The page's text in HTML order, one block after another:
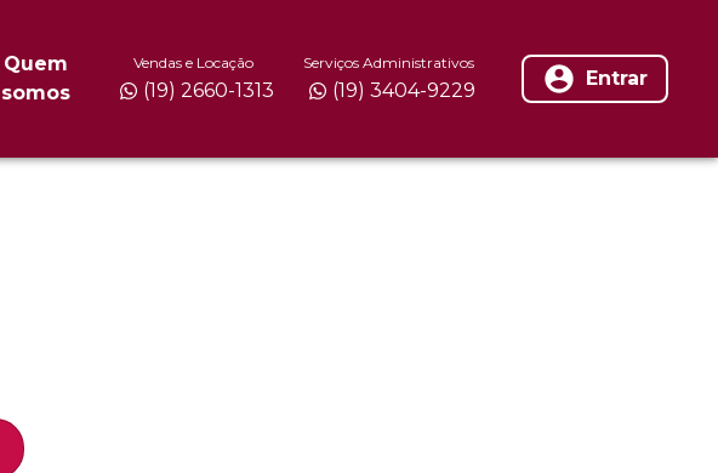
Quem
somos
Vendas e Locação
(19) 2660-1313
Serviços Administrativos
(19) 3404-9229 Entrar